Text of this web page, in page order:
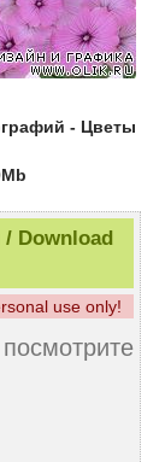
- Цветы
Download
use only!